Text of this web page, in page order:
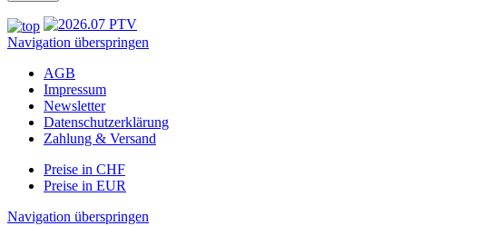
Navigation überspringen
AGB
Impressum
Newsletter
Datenschutzerklärung
Zahlung & Versand
Preise in CHF
Preise in EUR
Navigation überspringen